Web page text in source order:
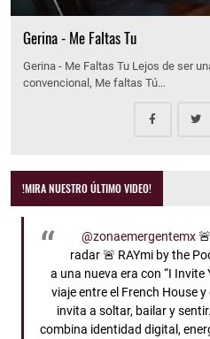
Gerina - Me Faltas Tu
Gerina - Me Faltas Tu Lejos de ser
convencional, Me faltas Tú…
!MIRA NUESTRO ÚLTIMO VIDEO!
@zonaemergentemx
radar 🚨 RAYmi by the
a una nueva era con “I Invite
viaje entre el French House
invita a soltar, bailar y
combina identidad digital,